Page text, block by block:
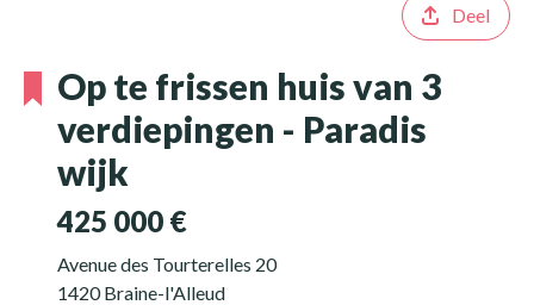
Deel
Op te frissen huis van 3
verdiepingen - Paradis
wijk
425 000 €
Avenue des Tourterelles 20
1420 Braine-l'Alleud